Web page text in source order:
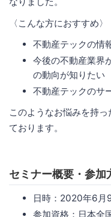
〈こんな方におすすめ〉
不動産テックの情
今後の不動産業界
の動向が知りたい
不動産テックのサ
このようなお悩みを持
ております。
セミナー概要・参加
日時：2020年6月
参加資格：日本全